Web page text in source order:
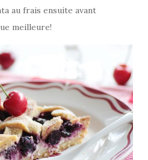
au frais ensuite avant
meilleure!